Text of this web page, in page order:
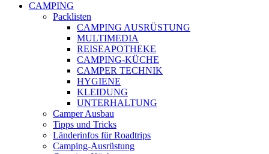
CAMPING
Packlisten
CAMPING AUSRÜSTUNG
MULTIMEDIA
REISEAPOTHEKE
CAMPING-KÜCHE
CAMPER TECHNIK
HYGIENE
KLEIDUNG
UNTERHALTUNG
Camper Ausbau
Tipps und Tricks
Länderinfos für Roadtrips
Camping-Ausrüstung